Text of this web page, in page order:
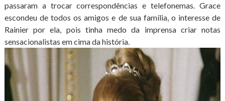
passaram a trocar correspondências e telefonemas. Grace
escondeu de todos os amigos e de sua família, o interesse de
Rainier por ela, pois tinha medo da imprensa criar notas
sensacionalistas em cima da história.